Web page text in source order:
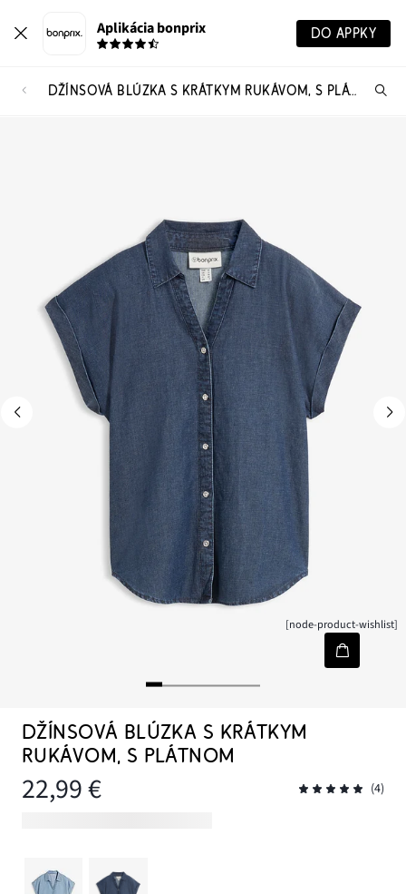
Aplikácia bonprix DO APPKY
DŽÍNSOVÁ BLÚZKA S KRÁTKYM RUKÁVOM, S PLÁTNOM
[node-product-wishlist]
DŽÍNSOVÁ BLÚZKA S KRÁTKYM
RUKÁVOM, S PLÁTNOM
22,99 € (4)